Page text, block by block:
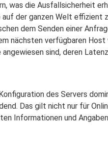
was die Ausfallsicherheit
der ganzen Welt effizient
dem Senden einer
nächsten verfügbaren Host
sind, deren
des Servers
Das gilt nicht nur für
Informationen und